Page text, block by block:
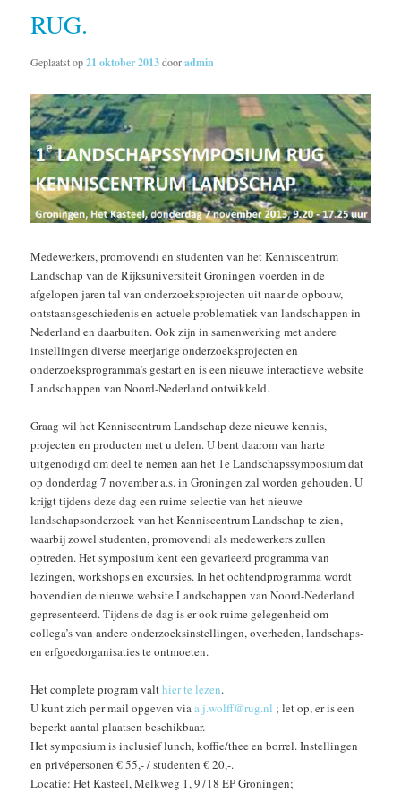
RUG.
Geplaatst op21 oktober 2013dooradmin
Medewerkers, promovendi en studenten van het Kenniscentrum
Landschap van de Rijksuniversiteit Groningen voerden in de
afgelopen jaren tal van onderzoeksprojecten uit naar de opbouw,
ontstaansgeschiedenis en actuele problematiek van landschappen in
Nederland en daarbuiten. Ook zijn in samenwerking met andere
instellingen diverse meerjarige onderzoeksprojecten en
onderzoeksprogramma’s gestart en is een nieuwe interactieve website
Landschappen van Noord-Nederland ontwikkeld.
Graag wil het Kenniscentrum Landschap deze nieuwe kennis,
projecten en producten met u delen. U bent daarom van harte
uitgenodigd om deel te nemen aan het 1e Landschapssymposium dat
op donderdag 7 november a.s. in Groningen zal worden gehouden. U
krijgt tijdens deze dag een ruime selectie van het nieuwe
landschapsonderzoek van het Kenniscentrum Landschap te zien,
waarbij zowel studenten, promovendi als medewerkers zullen
optreden. Het symposium kent een gevarieerd programma van
lezingen, workshops en excursies. In het ochtendprogramma wordt
bovendien de nieuwe website Landschappen van Noord-Nederland
gepresenteerd. Tijdens de dag is er ook ruime gelegenheid om
collega’s van andere onderzoeksinstellingen, overheden, landschaps-
en erfgoedorganisaties te ontmoeten.
Het complete program valthier te lezen.
U kunt zich per mail opgeven viaa.j.wolff@rug.nl ; let op, er is een
beperkt aantal plaatsen beschikbaar.
Het symposium is inclusief lunch, koffie/thee en borrel. Instellingen
en privépersonen € 55,- / studenten € 20,-.
Locatie: Het Kasteel, Melkweg 1, 9718 EP Groningen;